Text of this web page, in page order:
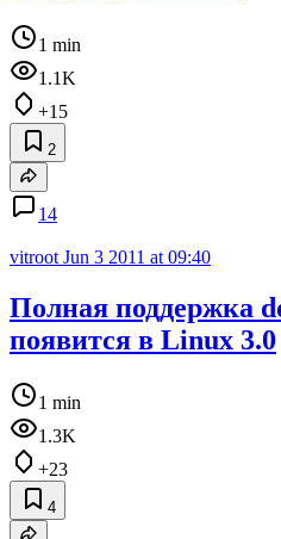
1 min
1.1K
+15
2
14
vitroot Jun 3 2011 at 09:40
Полная поддержка
появится в Linux 3.0
1 min
1.3K
+23
4